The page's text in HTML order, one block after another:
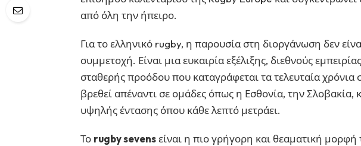
από όλη την ήπειρο.
Για το ελληνικό rugby, η παρουσία στη διοργάνωση δεν
συμμετοχή. Είναι μια ευκαιρία εξέλιξης, διεθνούς
σταθερής προόδου που καταγράφεται τα τελευταία
βρεθεί απέναντι σε ομάδες όπως η Εσθονία, την Σλοβακία,
υψηλής έντασης όπου κάθε λεπτό μετράει.
Το rugby sevensείναι η πιο γρήγορη και θεαματική